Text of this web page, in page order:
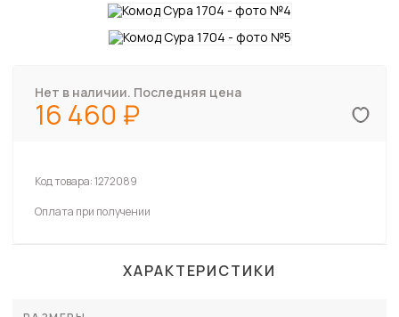
Нет в наличии. Последняя цена
16 460
Код товара:1272089
Оплата при получении
ХАРАКТЕРИСТИКИ